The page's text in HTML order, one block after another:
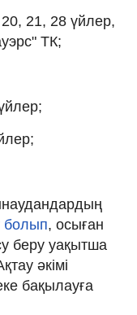
21, 28 үйлер,
ТК;
болып, осыған
беру уақытша
әкімі
бақылауға